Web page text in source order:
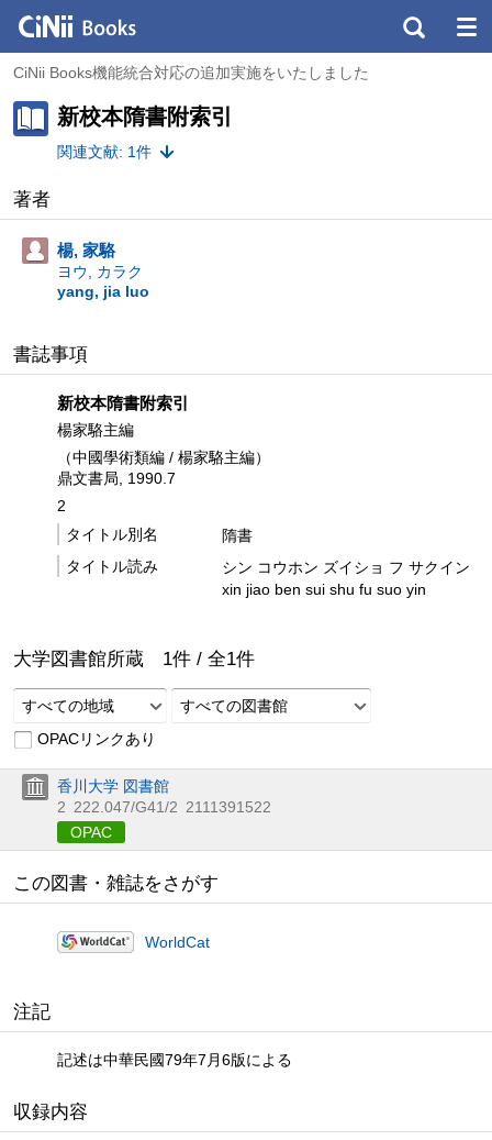
CiNii Books機能統合対応の追加実施をいたしました
新校本隋書附索引
関連文献: 1件
著者
楊, 家駱
ヨウ, カラク
yang, jia luo
書誌事項
新校本隋書附索引
楊家駱主編
（中國學術類編 / 楊家駱主編）
鼎文書局, 1990.7
2
タイトル別名
隋書
タイトル読み
シン コウホン ズイショ フ サクイン
xin jiao ben sui shu fu suo yin
大学図書館所蔵 1件 / 全1件
すべての地域
すべての図書館
OPACリンクあり
香川大学 図書館
2 222.047/G41/2 2111391522
OPAC
この図書・雑誌をさがす
WorldCat
注記
記述は中華民國79年7月6版による
収録内容